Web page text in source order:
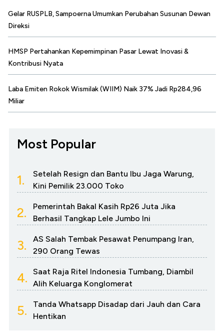
Gelar RUSPLB, Sampoerna Umumkan Perubahan Susunan Dewan
Direksi
HMSP Pertahankan Kepemimpinan Pasar Lewat Inovasi &
Kontribusi Nyata
Laba Emiten Rokok Wismilak (WIIM) Naik 37% Jadi Rp284,96
Miliar
Most Popular
1.
Setelah Resign dan Bantu Ibu Jaga Warung,
Kini Pemilik 23.000 Toko
2.
Pemerintah Bakal Kasih Rp26 Juta Jika
Berhasil Tangkap Lele Jumbo Ini
3.
AS Salah Tembak Pesawat Penumpang Iran,
290 Orang Tewas
4.
Saat Raja Ritel Indonesia Tumbang, Diambil
Alih Keluarga Konglomerat
5.
Tanda Whatsapp Disadap dari Jauh dan Cara
Hentikan